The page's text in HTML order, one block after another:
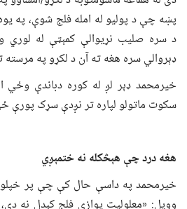
پښه چې د پولیو له امله فلج شوې، په
د سره صلیب نړیوالې کمېټې له
ډېروالي سره هغه ته آن د لکړو په
خیرمحمد ډېر لږ له کوره دباندې وځي
سکوت ماتولو لپاره تر نږدې سړک پورې
هغه درد چې هېڅکله نه ختمېږي
خیرمحمد په داسې حال کې چې پر
وویل: «معلولیت یوازې فلج کېدل نه